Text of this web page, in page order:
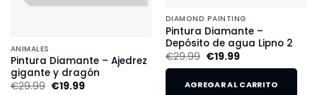
ANIMALES
Pintura Diamante – Ajedrez
gigante y dragón
€29.99 €19.99
DIAMOND PAINTING
Pintura Diamante –
Depósito de agua Lipno 2
€29.99 €19.99
AGREGAR AL CARRITO